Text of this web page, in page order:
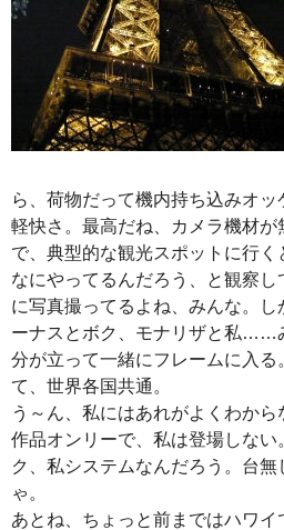
ら、荷物だって機内持ち込みオッ
軽快さ。最高だね、カメラ機材が
で、典型的な観光スポットに行く
なにやってるんだろう、と観察し
に写真撮ってるよね、みんな。
ーナスとボク、モナリザと私……
分が立って一緒にフレームに入る
て、世界各国共通。
う～ん、私にはあれがよくわか
作品オンリーで、私は登場しな
ク、私システムなんだろう。台
ゃ。
あとね、ちょっと前まではハワ